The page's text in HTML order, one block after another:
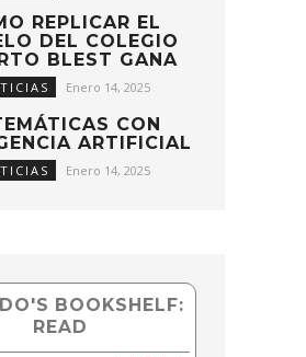
REPLICAR EL
DEL COLEGIO
BLEST GANA
Enero 14, 2025
CON
ARTIFICIAL
Enero 14, 2025
BOOKSHELF:
READ